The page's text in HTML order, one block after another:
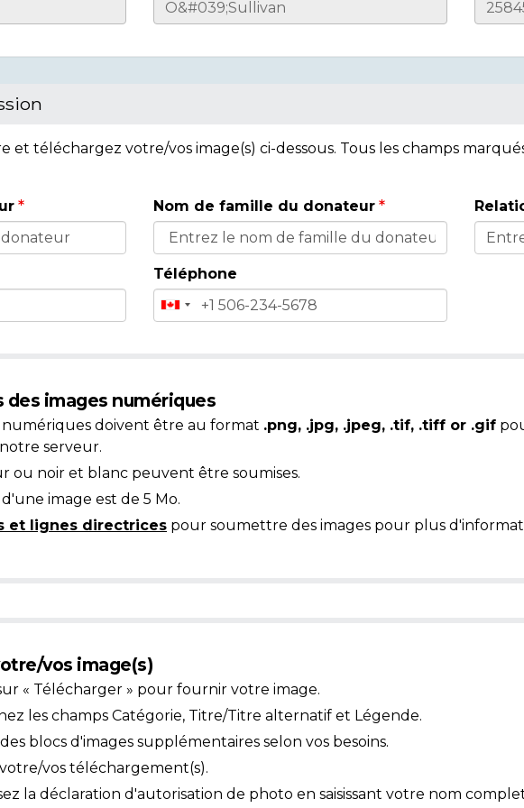
et téléchargez votre/vos image(s) ci-dessous. Tous les champs
Nom de famille du donateur
Téléphone
images numériques
numériques doivent être au format .png, .jpg, .jpeg, .tif, .tiff or .gif
serveur.
ou noir et blanc peuvent être soumises.
image est de 5 Mo.
et lignes directrices pour soumettre des images pour plus
vos image(s)
« Télécharger » pour fournir votre image.
les champs Catégorie, Titre/Titre alternatif et Légende.
blocs d'images supplémentaires selon vos besoins.
vos téléchargement(s).
la déclaration d'autorisation de photo en saisissant votre nom